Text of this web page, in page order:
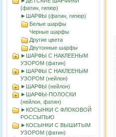
(фатин, гипюр)
►ШАРФЫ (фатин, гипюр)
Белые шарфы
Черные шарфы
Другие цвета
Двутонные шарфы
►ШАРФЫ С НАКЛЕЕНЫМ
УЗОРОМ (фатин)
►ШАРФЫ С НАКЛЕЕНЫМ
УЗОРОМ (нейлон)
►ШАРФЫ (нейлон)
►ШАРФЫ-ПОЛОСКИ
(нейлон, фатин)
►КОСЫНКИ С ФЛОКОВОЙ
РОССЫПЬЮ
►КОСЫНКИ С ВЫШИТЫМ
УЗОРОМ (фатин)